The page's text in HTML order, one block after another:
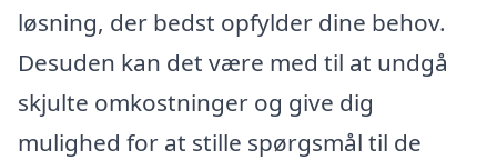
løsning, der bedst opfylder dine behov.
Desuden kan det være med til at undgå
skjulte omkostninger og give dig
mulighed for at stille spørgsmål til de